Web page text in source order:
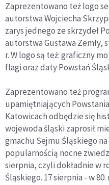
Zaprezentowano też logo
autorstwa Wojciecha
zarys jednego ze skrzydeł
autorstwa Gustawa Zemły,
r. W logo są też: graficzny
flagi oraz daty Powstań
Zaprezentowano też
upamiętniających
Katowicach odbędzie się
wojewoda śląski zaprosił
gmachu Sejmu Śląskiego
popularnością nocne
sierpnia, czyli dokładnie w
Śląskiego. 17 sierpnia - w